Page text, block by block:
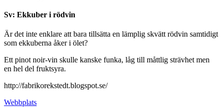
Sv: Ekkuber i rödvin
Är det inte enklare att bara tillsätta en lämplig skvätt rödvin samtidigt
som ekkuberna åker i ölet?
Ett pinot noir-vin skulle kanske funka, låg till måttlig strävhet men
en hel del fruktsyra.
http://fabrikorekstedt.blogspot.se/
Webbplats